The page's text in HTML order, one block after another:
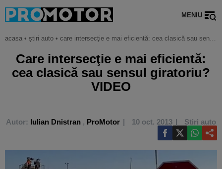
MENIU
acasa • știri auto • care intersecţie e mai eficientă: cea clasică sau sensul giratoriu? video
Care intersecţie e mai eficientă:
cea clasică sau sensul giratoriu?
VIDEO
Autor: Iulian Dnistran , ProMotor 10 oct. 2013 Știri auto